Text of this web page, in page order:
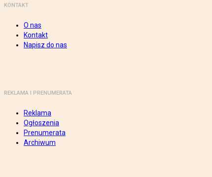
KONTAKT
O nas
Kontakt
Napisz do nas
REKLAMA I PRENUMERATA
Reklama
Ogłoszenia
Prenumerata
Archiwum